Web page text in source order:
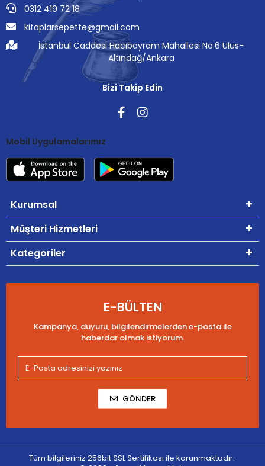
0312 419 72 18
kitaplarsepette@gmail.com
İstanbul Caddesi Hacıbayram Mahallesi No:6 Ulus-
Altındağ/Ankara
Bizi Takip Edin
Mobil Uygulamalarımız
Kurumsal
Müşteri Hizmetleri
Kategoriler
E-BÜLTEN
Kampanya, duyuru, bilgilendirmelerden e-posta ile
haberdar olmak istiyorum.
GÖNDER
Tüm bilgileriniz 256bit SSL Sertifikası ile korunmaktadır.